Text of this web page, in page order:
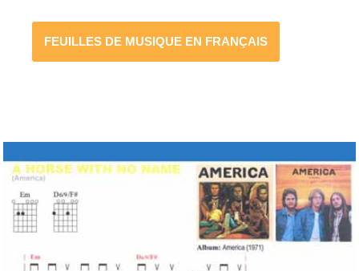
FEUILLES DE MUSIQUE EN FRANÇAIS